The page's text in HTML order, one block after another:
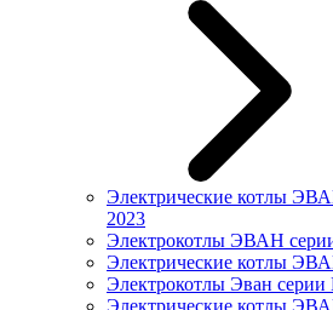
Электрические котлы
2023
Электрокотлы ЭВАН
Электрические котлы
Электрокотлы Эван серии
Электрические котлы